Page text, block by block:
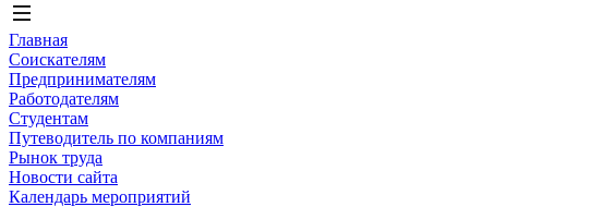
Главная
Соискателям
Предпринимателям
Работодателям
Студентам
Путеводитель по компаниям
Рынок труда
Новости сайта
Календарь мероприятий